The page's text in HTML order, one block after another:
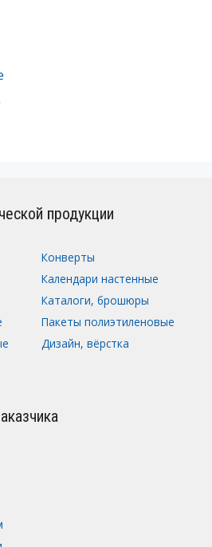
продукции
Конверты
Календари настенные
Каталоги, брошюры
Пакеты полиэтиленовые
Дизайн, вёрстка